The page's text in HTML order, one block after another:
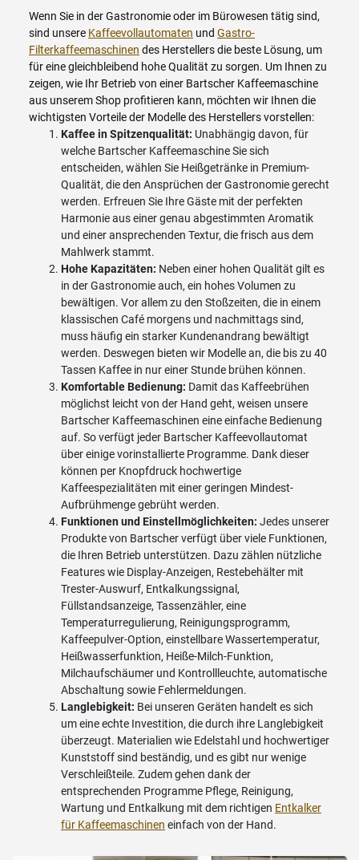
Wenn Sie in der Gastronomie oder im Bürowesen tätig sind,
sind unsere Kaffeevollautomaten und Gastro-
Filterkaffeemaschinen des Herstellers die beste Lösung, um
für eine gleichbleibend hohe Qualität zu sorgen. Um Ihnen zu
zeigen, wie Ihr Betrieb von einer Bartscher Kaffeemaschine
aus unserem Shop profitieren kann, möchten wir Ihnen die
wichtigsten Vorteile der Modelle des Herstellers vorstellen:
Kaffee in Spitzenqualität: Unabhängig davon, für
welche Bartscher Kaffeemaschine Sie sich
entscheiden, wählen Sie Heißgetränke in Premium-
Qualität, die den Ansprüchen der Gastronomie gerecht
werden. Erfreuen Sie Ihre Gäste mit der perfekten
Harmonie aus einer genau abgestimmten Aromatik
und einer ansprechenden Textur, die frisch aus dem
Mahlwerk stammt.
Hohe Kapazitäten: Neben einer hohen Qualität gilt es
in der Gastronomie auch, ein hohes Volumen zu
bewältigen. Vor allem zu den Stoßzeiten, die in einem
klassischen Café morgens und nachmittags sind,
muss häufig ein starker Kundenandrang bewältigt
werden. Deswegen bieten wir Modelle an, die bis zu 40
Tassen Kaffee in nur einer Stunde brühen können.
Komfortable Bedienung: Damit das Kaffeebrühen
möglichst leicht von der Hand geht, weisen unsere
Bartscher Kaffeemaschinen eine einfache Bedienung
auf. So verfügt jeder Bartscher Kaffeevollautomat
über einige vorinstallierte Programme. Dank dieser
können per Knopfdruck hochwertige
Kaffeespezialitäten mit einer geringen Mindest-
Aufbrühmenge gebrüht werden.
Funktionen und Einstellmöglichkeiten: Jedes unserer
Produkte von Bartscher verfügt über viele Funktionen,
die Ihren Betrieb unterstützen. Dazu zählen nützliche
Features wie Display-Anzeigen, Restebehälter mit
Trester-Auswurf, Entkalkungssignal,
Füllstandsanzeige, Tassenzähler, eine
Temperaturregulierung, Reinigungsprogramm,
Kaffeepulver-Option, einstellbare Wassertemperatur,
Heißwasserfunktion, Heiße-Milch-Funktion,
Milchaufschäumer und Kontrollleuchte, automatische
Abschaltung sowie Fehlermeldungen.
Langlebigkeit: Bei unseren Geräten handelt es sich
um eine echte Investition, die durch ihre Langlebigkeit
überzeugt. Materialien wie Edelstahl und hochwertiger
Kunststoff sind beständig, und es gibt nur wenige
Verschleißteile. Zudem gehen dank der
entsprechenden Programme Pflege, Reinigung,
Wartung und Entkalkung mit dem richtigen Entkalker
für Kaffeemaschinen einfach von der Hand.